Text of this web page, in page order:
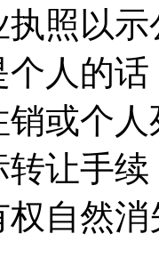
照以
人的
或个
让手
自然消